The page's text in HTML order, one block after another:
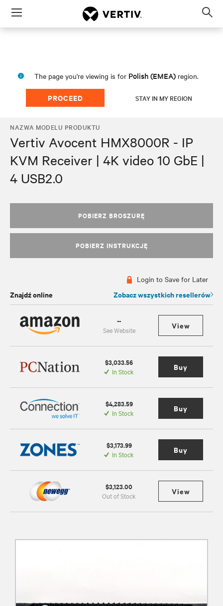
Menu
The page you're viewing is for Polish (EMEA) region.
PROCEED STAY IN MY REGION
NAZWA MODELU PRODUKTU
Vertiv Avocent HMX8000R - IP
KVM Receiver | 4K video 10 GbE |
4 USB2.0
POBIERZ BROSZURĘ
POBIERZ INSTRUKCJĘ
Login to Save for Later
Znajdź online Zobacz wszystkich resellerów
--
See Website View
$3,033.56
In Stock Buy
$4,283.59
In Stock Buy
$3,173.99
In Stock Buy
$3,123.00
Out of Stock View